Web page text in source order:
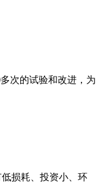
次的试验和改进，为
损耗、投资小、环